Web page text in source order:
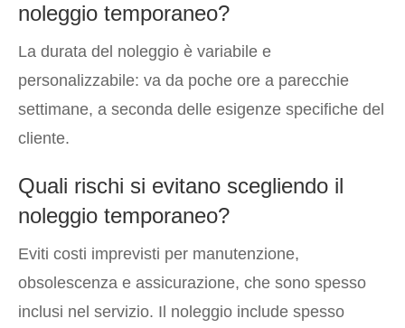
noleggio temporaneo?
La durata del noleggio è variabile e
personalizzabile: va da poche ore a parecchie
settimane, a seconda delle esigenze specifiche del
cliente.
Quali rischi si evitano scegliendo il
noleggio temporaneo?
Eviti costi imprevisti per manutenzione,
obsolescenza e assicurazione, che sono spesso
inclusi nel servizio. Il noleggio include spesso